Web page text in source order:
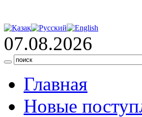
07.08.2026
Главная
Новые